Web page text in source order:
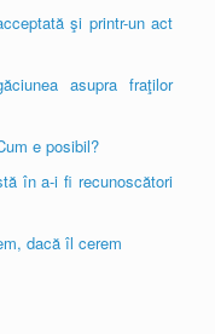
şi printr-un act
asupra fraţilor
e posibil?
în a-i fi recunoscători
dacă îl cerem